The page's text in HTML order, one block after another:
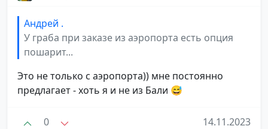
Андрей .
У граба при заказе из аэропорта есть опция
пошарит...
Это не только с аэропорта)) мне постоянно
предлагает - хоть я и не из Бали 😅
0 14.11.2023